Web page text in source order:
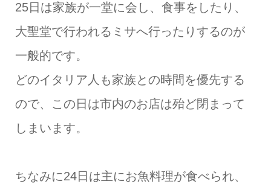
25日は家族が一堂に会し、食事をしたり、
大聖堂で行われるミサへ行ったりするのが
一般的です。
どのイタリア人も家族との時間を優先する
ので、この日は市内のお店は殆ど閉まって
しまいます。
ちなみに24日は主にお魚料理が食べられ、